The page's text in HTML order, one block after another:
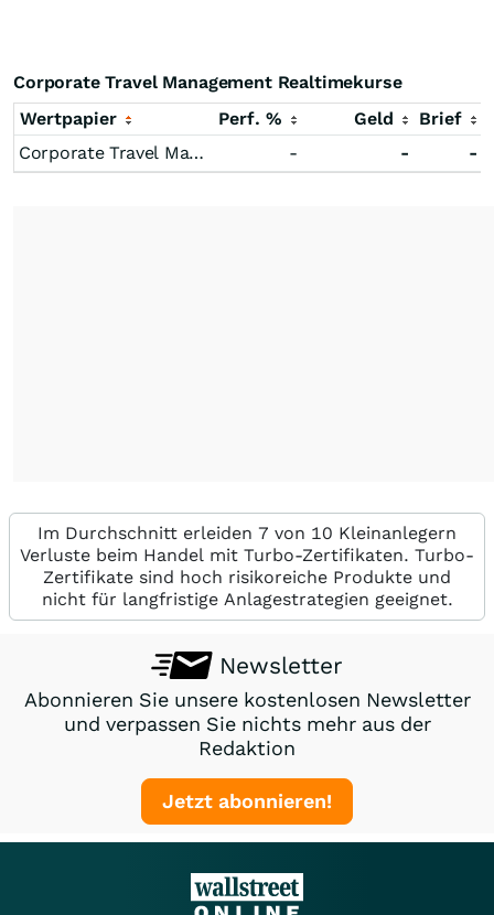
Corporate Travel Management Realtimekurse
Wertpapier
Perf. % Geld
Brief
Corporate Travel Management
- - -
Im Durchschnitt erleiden 7 von 10 Kleinanlegern
Verluste beim Handel mit Turbo-Zertifikaten. Turbo-
Zertifikate sind hoch risikoreiche Produkte und
nicht für langfristige Anlagestrategien geeignet.
Newsletter
Abonnieren Sie unsere kostenlosen Newsletter
und verpassen Sie nichts mehr aus der
Redaktion
Jetzt abonnieren!